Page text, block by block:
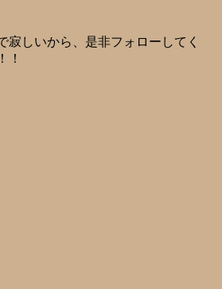
寂しいから、是非フォローしてく
！